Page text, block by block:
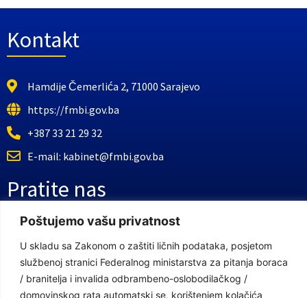
Poštujemo vašu privatnost
U skladu sa Zakonom o zaštiti ličnih podataka, posjetom
službenoj stranici Federalnog ministarstva za pitanja boraca
/ branitelja i invalida odbrambeno-oslobodilačkog /
domovinskog rata automatski se, korištenjem kolačića
Kontakt
Hamdije Čemerlića 2, 71000 Sarajevo
https://fmbi.gov.ba
+387 33 21 29 32
E-mail: kabinet@fmbi.gov.ba
Pratite nas
Youtube Kanal
Linkovi